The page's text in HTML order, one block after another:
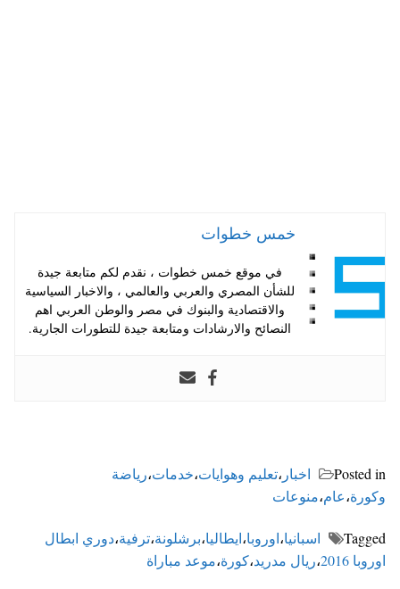
خمس خطوات
في موقع خمس خطوات ، نقدم لكم متابعة جيدة
للشأن المصري والعربي والعالمي ، والاخبار السياسية
والاقتصادية والبنوك في مصر والوطن العربي اهم
النصائح والارشادات ومتابعة جيدة للتطورات الجارية.
Posted in اخبار ،تعليم وهوايات،خدمات،رياضة
وكورة،عام،منوعات
Tagged اسبانيا،اوروبا،ايطاليا،برشلونة،ترفية،دوري ابطال
اوروبا 2016
،ريال مدريد،كورة،موعد مباراة